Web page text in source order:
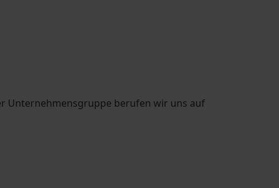
Unternehmensgruppe berufen wir uns auf